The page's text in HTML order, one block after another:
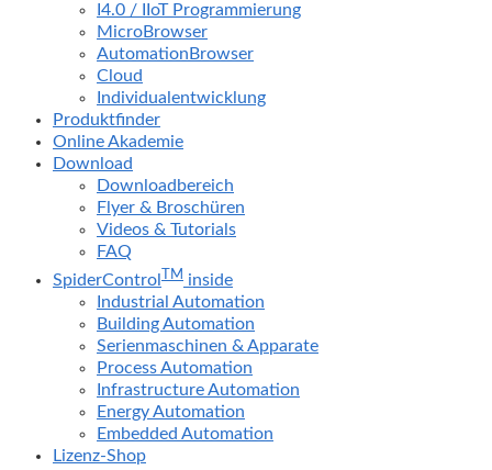
I4.0 / IIoT Programmierung
MicroBrowser
AutomationBrowser
Cloud
Individualentwicklung
Produktfinder
Online Akademie
Download
Downloadbereich
Flyer & Broschüren
Videos & Tutorials
FAQ
SpiderControl TM inside
Industrial Automation
Building Automation
Serienmaschinen & Apparate
Process Automation
Infrastructure Automation
Energy Automation
Embedded Automation
Lizenz-Shop